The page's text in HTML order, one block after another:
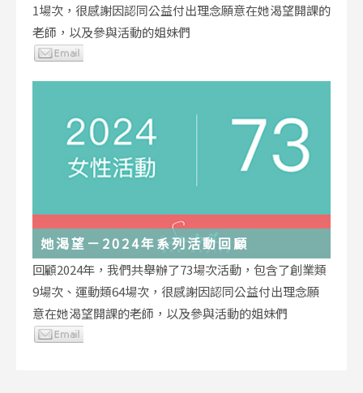
1場次，很感謝因認同公益付出理念願意在她渴望開課的
老師，以及參與活動的姐妹們
她渴望－2024年系列活動回顧
回顧2024年，我們共舉辦了73場次活動，包含了創業類
9場次、運動類64場次，很感謝因認同公益付出理念願
意在她渴望開課的老師，以及參與活動的姐妹們